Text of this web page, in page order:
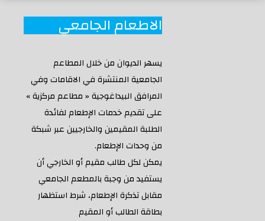
الاطعام الجامعي
يسهر الديوان من خلال المطاعم
الجامعية المنتشرة في الاقامات وفي
المرافق البيداغوجية « مطاعم مركزية »
على تقديم خدمات الإطعام لفائدة
الطلبة المقيمين والخارجيين عبر شبكة
من وحدات الإطعام.
يمكن لكل طالب مقيم أو الخارجي أن
يستفيد من وجبة بالمطعم الجامعي
مقابل تذكرة الإطعام، شرط استظهار
بطاقة الطالب أو المقيم